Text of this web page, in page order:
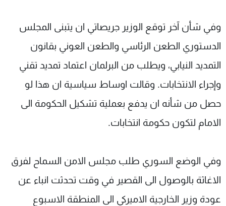
وفي شأن آخر توقع الوزير جريصاتي ان يتبنى المجلس
الدستوري الطعن الرئاسي والطعن العوني بقانون
التمديد النيابي، ويطلب من البرلمان اعتماد تمديد تقني
وإجراء الانتخابات. وقالت اوساط سياسية ان هذا لو
حصل من شأنه ان يدفع بعملية تشكيل الحكومة الى
الامام لتكون حكومة انتخابات.
وفي الوضع السوري طلب مجلس الامن السماح لفرق
الاغاثة بالوصول الى القصير في وقت تحدثت انباء عن
عودة وزير الخارجية الاميركي الى المنطقة الاسبوع